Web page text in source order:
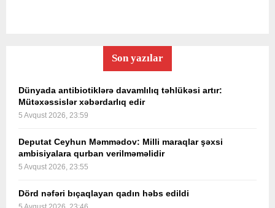
Son yazılar
Dünyada antibiotiklərə davamlılıq təhlükəsi artır:
Mütəxəssislər xəbərdarlıq edir
5 Avqust 2026, 23:59
Deputat Ceyhun Məmmədov: Milli maraqlar şəxsi
ambisiyalara qurban verilməməlidir
5 Avqust 2026, 23:55
Dörd nəfəri bıçaqlayan qadın həbs edildi